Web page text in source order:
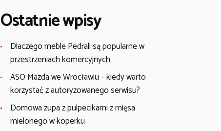
Ostatnie wpisy
Dlaczego meble Pedrali są popularne w
przestrzeniach komercyjnych
ASO Mazda we Wrocławiu – kiedy warto
korzystać z autoryzowanego serwisu?
Domowa zupa z pulpecikami z mięsa
mielonego w koperku